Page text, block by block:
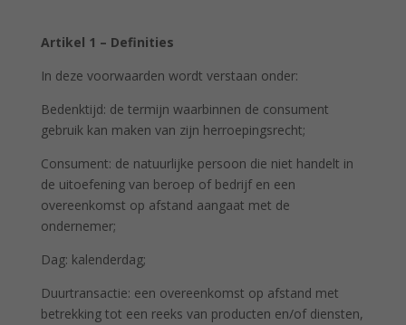
Artikel 1 – Definities
In deze voorwaarden wordt verstaan onder:
Bedenktijd: de termijn waarbinnen de consument
gebruik kan maken van zijn herroepingsrecht;
Consument: de natuurlijke persoon die niet handelt in
de uitoefening van beroep of bedrijf en een
overeenkomst op afstand aangaat met de
ondernemer;
Dag: kalenderdag;
Duurtransactie: een overeenkomst op afstand met
betrekking tot een reeks van producten en/of diensten,